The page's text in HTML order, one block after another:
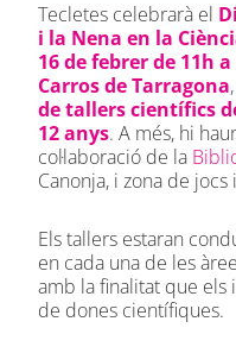
Tecletes celebrarà el
i la Nena en la
16 de febrer de 11h
Carros de Tarragona
de tallers científics
12 anys. A més, hi
col·laboració de la
Canonja, i zona de jocs
Els tallers estaran
en cada una de les
amb la finalitat que els
de dones científiques.